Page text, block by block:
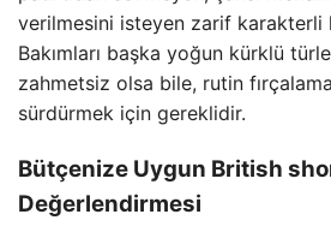
verilmesini isteyen zarif karakterli
Bakımları başka yoğun kürklü
zahmetsiz olsa bile, rutin
sürdürmek için gereklidir.
Bütçenize Uygun British
Değerlendirmesi